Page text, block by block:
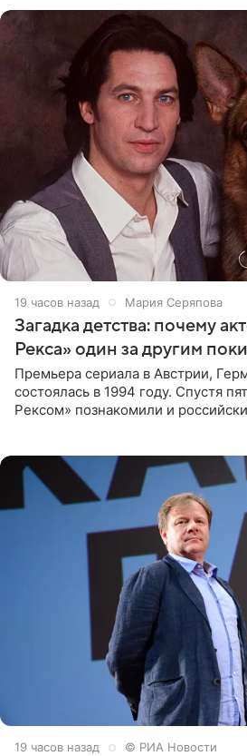
19 часов назад Мария Серяпова
Загадка детства: почему
Рекса» один за другим
Премьера сериала в Австрии,
состоялась в 1994 году. Спустя
Рексом» познакомили и
19 часов назад © РИА Новости